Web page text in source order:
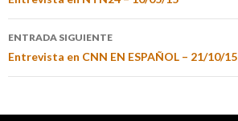
ENTRADA SIGUIENTE
Entrevista en CNN EN ESPAÑOL – 21/10/15